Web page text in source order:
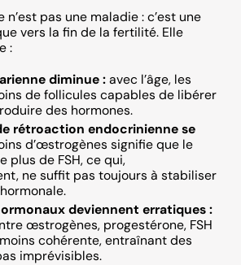
pas une maladie : c’est une
vers la fin de la fertilité. Elle
:
diminue :avec l’âge, les
de follicules capables de libérer
des hormones.
rétroaction endocrinienne se
d’œstrogènes signifie que le
plus de FSH, ce qui,
ne suffit pas toujours à stabiliser
deviennent erratiques :
œstrogènes, progestérone, FSH
cohérente, entraînant des
imprévisibles.